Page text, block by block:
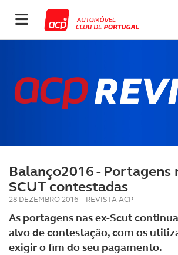
Balanço2016 - Portagens
SCUT contestadas
28 DEZEMBRO 2016 | REVISTA ACP
As portagens nas ex-Scut
alvo de contestação, com os
exigir o fim do seu pagamento.